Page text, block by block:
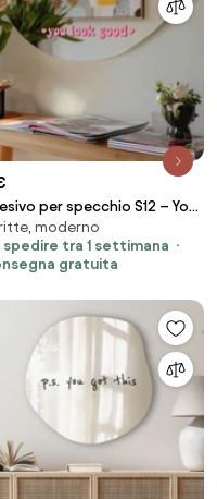
per specchio S12 – You
goodmoderno
spedire tra 1 settimana
gratuita